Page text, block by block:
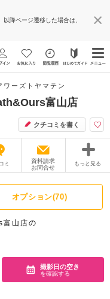
降ページ遷移した場合は、
ワーズトヤマテン
富山店
クチコミを書く
ミ
資料請求
お問合せ
もっと見る
フォトグラファー
ムービー
スタジオトップ
オプション(70)
山店の
撮影日の空き
を確認する